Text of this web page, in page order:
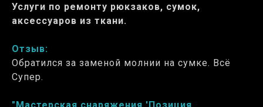
Услуги по ремонту рюкзаков, сумок,
аксессуаров из ткани.
Отзыв:
Обратился за заменой молнии на сумке. Всё
Супер.